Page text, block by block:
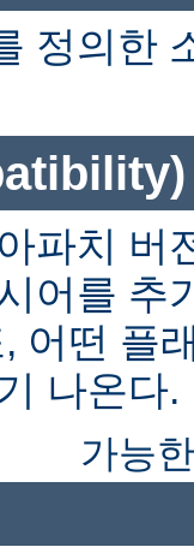
정의한
파치 버
어를 추
어떤 플
나온다.
가능